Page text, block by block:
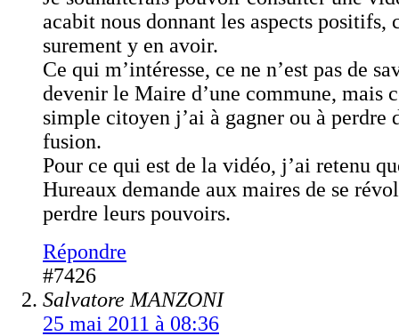
acabit nous donnant les aspects positifs,
surement y en avoir.
Ce qui m’intéresse, ce ne n’est pas de
devenir le Maire d’une commune, mais
simple citoyen j’ai à gagner ou à perdre
fusion.
Pour ce qui est de la vidéo, j’ai retenu
Hureaux demande aux maires de se
perdre leurs pouvoirs.
Répondre
#7426
Salvatore MANZONI
25 mai 2011 à 08:36